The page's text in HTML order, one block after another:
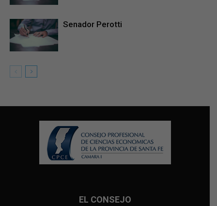
Senador Perotti
EL CONSEJO